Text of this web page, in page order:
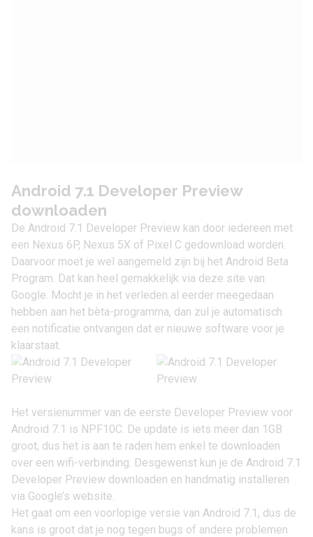
Android 7.1 Developer Preview
downloaden
De Android 7.1 Developer Preview kan door iedereen met
een Nexus 6P, Nexus 5X of Pixel C gedownload worden.
Daarvoor moet je wel aangemeld zijn bij het Android Beta
Program. Dat kan heel gemakkelijk via deze site van
Google. Mocht je in het verleden al eerder meegedaan
hebben aan het bèta-programma, dan zul je automatisch
een notificatie ontvangen dat er nieuwe software voor je
klaarstaat.
Het versienummer van de eerste Developer Preview voor
Android 7.1 is NPF10C. De update is iets meer dan 1GB
groot, dus het is aan te raden hem enkel te downloaden
over een wifi-verbinding. Desgewenst kun je de Android 7.1
Developer Preview downloaden en handmatig installeren
via Google’s website.
Het gaat om een voorlopige versie van Android 7.1, dus de
kans is groot dat je nog tegen bugs of andere problemen